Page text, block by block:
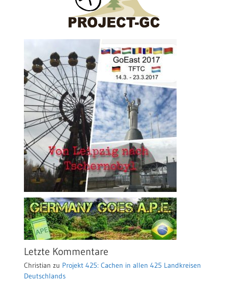
Letzte Kommentare
Christian zu Projekt 425: Cachen in allen 425 Landkreisen
Deutschlands